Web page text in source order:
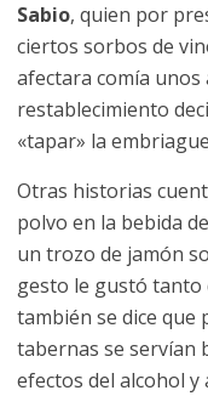
Sabio, quien por
ciertos sorbos de
afectara comía unos
restablecimiento
«tapar» la
Otras historias
polvo en la bebida
un trozo de jamón
gesto le gustó tanto
también se dice que
tabernas se servían
efectos del alcohol y